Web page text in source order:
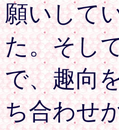
願いして
た。そし
で、趣向
ち合わせ